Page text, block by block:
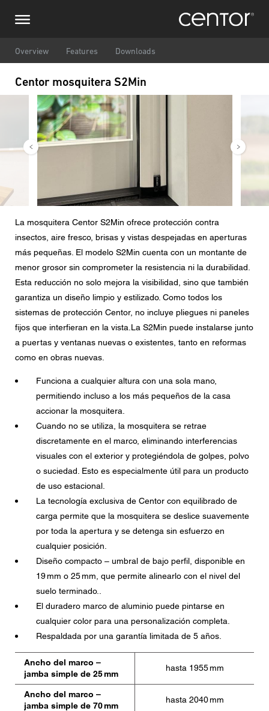
contenido
Overview Features Downloads
Centor mosquitera S2Min
Imagen
La mosquitera Centor S2Min ofrece protección contra
insectos, aire fresco, brisas y vistas despejadas en aperturas
más pequeñas. El modelo S2Min cuenta con un montante de
menor grosor sin comprometer la resistencia ni la durabilidad.
Esta reducción no solo mejora la visibilidad, sino que también
garantiza un diseño limpio y estilizado. Como todos los
sistemas de protección Centor, no incluye pliegues ni paneles
fijos que interfieran en la vista.La S2Min puede instalarse junto
a puertas y ventanas nuevas o existentes, tanto en reformas
como en obras nuevas.
Funciona a cualquier altura con una sola mano,
permitiendo incluso a los más pequeños de la casa
accionar la mosquitera.
Cuando no se utiliza, la mosquitera se retrae
discretamente en el marco, eliminando interferencias
visuales con el exterior y protegiéndola de golpes, polvo
o suciedad. Esto es especialmente útil para un producto
de uso estacional.
La tecnología exclusiva de Centor con equilibrado de
carga permite que la mosquitera se deslice suavemente
por toda la apertura y se detenga sin esfuerzo en
cualquier posición.
Diseño compacto – umbral de bajo perfil, disponible en
19 mm o 25 mm, que permite alinearlo con el nivel del
suelo terminado..
El duradero marco de aluminio puede pintarse en
cualquier color para una personalización completa.
Respaldada por una garantía limitada de 5 años.
Ancho del marco –
jamba simple de 25 mm
hasta 1955 mm
Ancho del marco –
jamba simple de 70 mm
hasta 2040 mm
Consulta
Número de teléfono
Correo electrónico
Código postal
Usted es
Mensaje
CAPTCHA
Esta pregunta es para comprobar si usted es un visitante
humano y prevenir envíos de spam automatizado.
Consentimiento para la protección de datos
Acepto que mis datos personales en los campos del
formulario anterior sean enviados al concesionario
Centor más cercano o a un empleado responsable de
Centor que se pondrá en contacto conmigo a efectos de
mi consulta.
El uso de sus datos personales cumplirá con todas las
directrices de protección de datos.
DACH y BeNeLux
América del Norte